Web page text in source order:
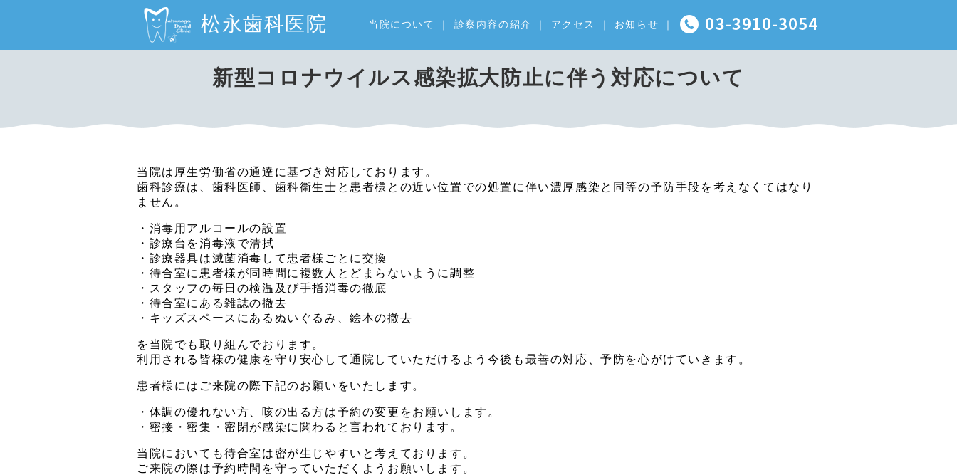
松永歯科医院 当院について ｜ 診察内容の紹介 ｜ アクセス ｜ お知らせ ｜
新型コロナウイルス感染拡大防止に伴う対応について
当院は厚生労働省の通達に基づき対応しております。
歯科診療は、歯科医師、歯科衛生士と患者様との近い位置での処置に伴い濃厚感染と同等の予防手段を考えなくてはなり
ません。
・消毒用アルコールの設置
・診療台を消毒液で清拭
・診療器具は滅菌消毒して患者様ごとに交換
・待合室に患者様が同時間に複数人とどまらないように調整
・スタッフの毎日の検温及び手指消毒の徹底
・待合室にある雑誌の撤去
・キッズスペースにあるぬいぐるみ、絵本の撤去
を当院でも取り組んでおります。
利用される皆様の健康を守り安心して通院していただけるよう今後も最善の対応、予防を心がけていきます。
患者様にはご来院の際下記のお願いをいたします。
・体調の優れない方、咳の出る方は予約の変更をお願いします。
・密接・密集・密閉が感染に関わると言われております。
当院においても待合室は密が生じやすいと考えております。
ご来院の際は予約時間を守っていただくようお願いします。